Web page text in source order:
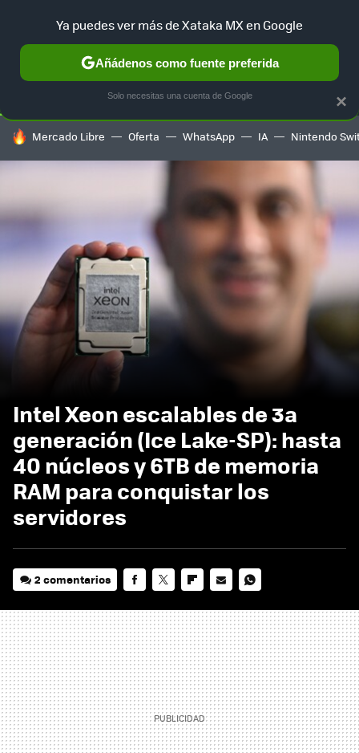
SELECCIÓN GAMING HOME AUTO TERRITORIO
HOY SE HABLA DE
Mercado Libre Oferta WhatsApp IA Nintendo
Intel Xeon escalables de 3a
generación (Ice Lake-SP): hasta
40 núcleos y 6TB de memoria
RAM para conquistar los
servidores
2 comentarios
MAIL
×
Ya puedes ver más de Xataka MX en Google
Añádenos como fuente preferida
Solo necesitas una cuenta de Google